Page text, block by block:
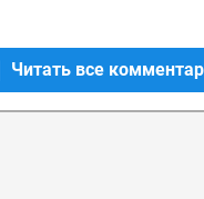
Читать все